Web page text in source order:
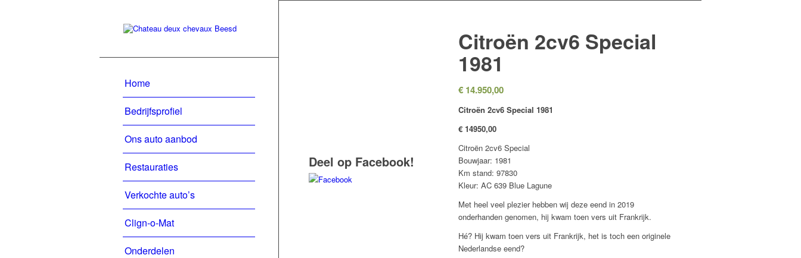
Home
Bedrijfsprofiel
Ons auto aanbod
Restauraties
Verkochte auto’s
Clign-o-Mat
Onderdelen
Deel op Facebook!
Citroën 2cv6 Special
1981
€14.950,00
Citroën 2cv6 Special 1981
€ 14950,00
Citroën 2cv6 Special
Bouwjaar: 1981
Km stand: 97830
Kleur: AC 639 Blue Lagune
Met heel veel plezier hebben wij deze eend in 2019
onderhanden genomen, hij kwam toen vers uit Frankrijk.
Hé? Hij kwam toen vers uit Frankrijk, het is toch een originele
Nederlandse eend?